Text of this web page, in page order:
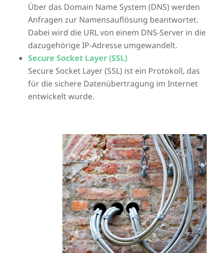
Über das Domain Name System (DNS) werden
Anfragen zur Namensauflösung beantwortet.
Dabei wird die URL von einem DNS-Server in die
dazugehörige IP-Adresse umgewandelt.
Secure Socket Layer (SSL)
Secure Socket Layer (SSL) ist ein Protokoll, das
für die sichere Datenübertragung im Internet
entwickelt wurde.